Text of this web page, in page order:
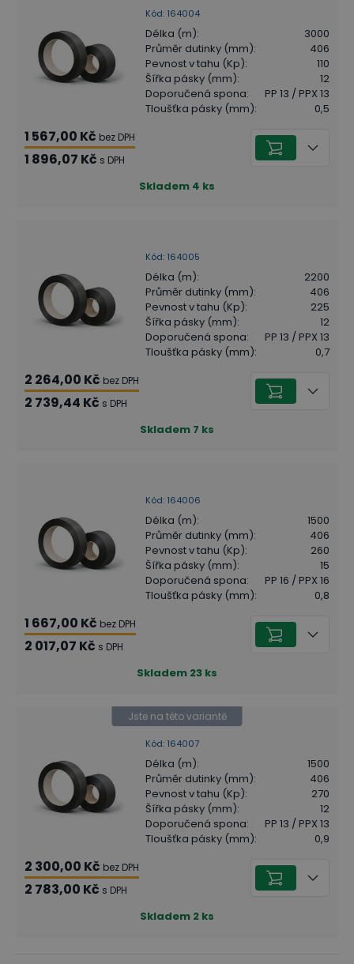
Kód: 164004
Délka (m):
3000
Průměr dutinky (mm):
406
Pevnost v tahu (Kp):
110
Šířka pásky (mm):
12
Doporučená spona:
PP 13 / PPX 13
Tloušťka pásky (mm): 0,5
1 567,00 Kč bez DPH
1 896,07 Kč s DPH
Skladem 4 ks
Kód: 164005
Délka (m):
2200
Průměr dutinky (mm):
406
Pevnost v tahu (Kp):
225
Šířka pásky (mm):
12
Doporučená spona:
PP 13 / PPX 13
Tloušťka pásky (mm): 0,7
2 264,00 Kč bez DPH
2 739,44 Kč s DPH
Skladem 7 ks
Kód: 164006
Délka (m):
1500
Průměr dutinky (mm):
406
Pevnost v tahu (Kp):
260
Šířka pásky (mm):
15
Doporučená spona:
PP 16 / PPX 16
Tloušťka pásky (mm): 0,8
1 667,00 Kč bez DPH
2 017,07 Kč s DPH
Skladem 23 ks
Kód: 164007
Jste na této variantě
Délka (m):
1500
Průměr dutinky (mm):
406
Pevnost v tahu (Kp):
270
Šířka pásky (mm):
12
Doporučená spona:
PP 13 / PPX 13
Tloušťka pásky (mm): 0,9
2 300,00 Kč bez DPH
2 783,00 Kč s DPH
Skladem 2 ks